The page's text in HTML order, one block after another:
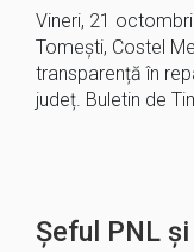
Vineri, 21
Tomești, Costel
transparență în
județ. Buletin de
Șeful PNL